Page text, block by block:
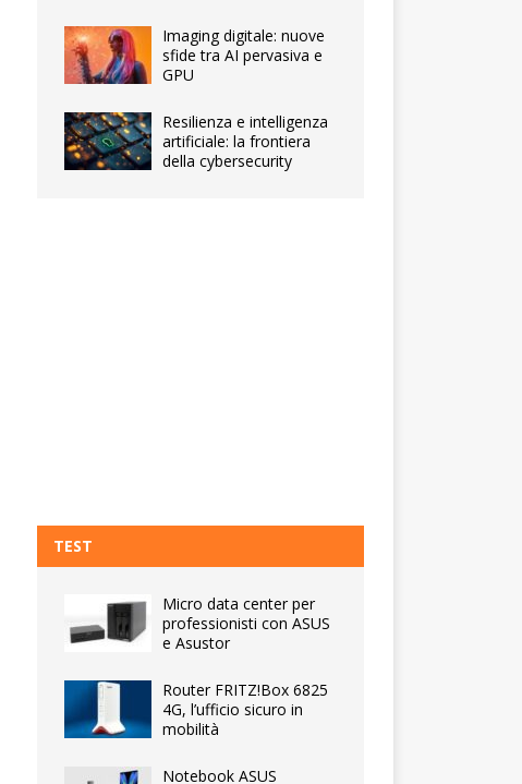
Imaging digitale: nuove
sfide tra AI pervasiva e
GPU
Resilienza e intelligenza
artificiale: la frontiera
della cybersecurity
TEST
Micro data center per
professionisti con ASUS
e Asustor
Router FRITZ!Box 6825
4G, l’ufficio sicuro in
mobilità
Notebook ASUS